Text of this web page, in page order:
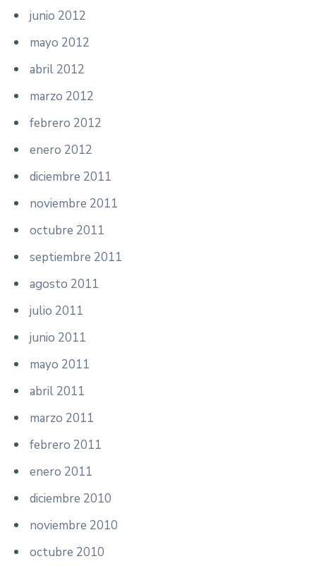
junio 2012
mayo 2012
abril 2012
marzo 2012
febrero 2012
enero 2012
diciembre 2011
noviembre 2011
octubre 2011
septiembre 2011
agosto 2011
julio 2011
junio 2011
mayo 2011
abril 2011
marzo 2011
febrero 2011
enero 2011
diciembre 2010
noviembre 2010
octubre 2010